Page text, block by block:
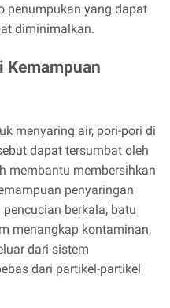
penumpukan yang dapat
diminimalkan.
Kemampuan
menyaring air, pori-pori di
dapat tersumbat oleh
membantu membersihkan
penyaringan
berkala, batu
menangkap kontaminan,
dari sistem
dari partikel-partikel